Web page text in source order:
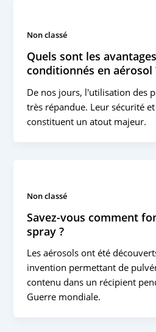
Non classé
Quels sont les
conditionnés en aérosol
De nos jours, l'utilisation des
très répandue. Leur sécurité
constituent un atout majeur.
Non classé
Savez-vous comment
spray ?
Les aérosols ont été
invention permettant de
contenu dans un récipient
Guerre mondiale.